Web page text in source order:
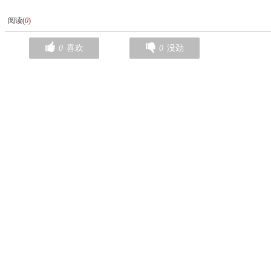
阅读(0)
0 喜欢 0 没劲